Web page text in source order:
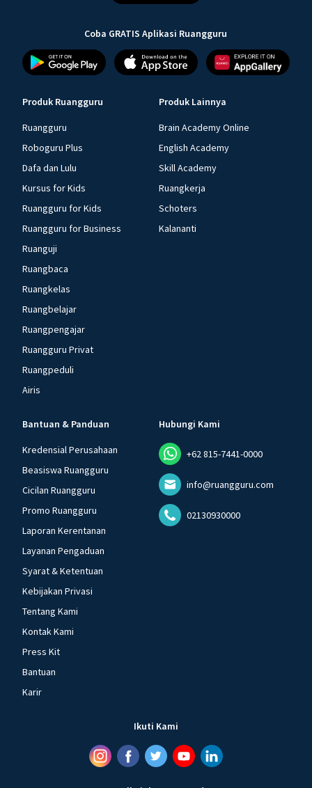
Coba GRATIS Aplikasi Ruangguru
Produk Ruangguru
Ruangguru
Roboguru Plus
Dafa dan Lulu
Kursus for Kids
Ruangguru for Kids
Ruangguru for Business
Ruanguji
Ruangbaca
Ruangkelas
Ruangbelajar
Ruangpengajar
Ruangguru Privat
Ruangpeduli
Airis
Produk Lainnya
Brain Academy Online
English Academy
Skill Academy
Ruangkerja
Schoters
Kalananti
Bantuan & Panduan
Kredensial Perusahaan
Beasiswa Ruangguru
Cicilan Ruangguru
Promo Ruangguru
Laporan Kerentanan
Layanan Pengaduan
Syarat & Ketentuan
Kebijakan Privasi
Tentang Kami
Kontak Kami
Press Kit
Bantuan
Karir
Hubungi Kami
+62 815-7441-0000
info@ruangguru.com
02130930000
Ikuti Kami